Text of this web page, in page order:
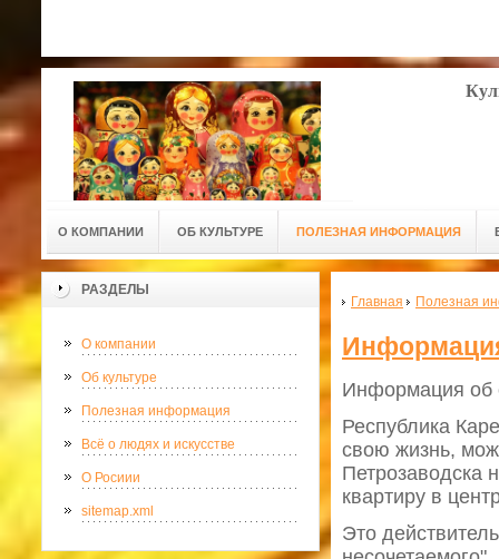
О КОМПАНИИ ОБ КУЛЬТУРЕ ПОЛЕЗНАЯ ИНФОРМАЦИЯ
РАЗДЕЛЫ
О компании
Об культуре
Полезная информация
Всё о людях и искусстве
О Росиии
sitemap.xml
Главная Полезная
Информация об
Республика
свою жизнь,
Петрозаводска
квартиру в
Это